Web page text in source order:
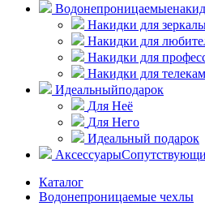
Водонепроницаемые
Накидки для
Накидки для
Накидки для
Накидки для
Идеальныйподарок
Для Неё
Для Него
Идеальный подарок
Аксессуары
Каталог
Водонепроницаемые чехлы